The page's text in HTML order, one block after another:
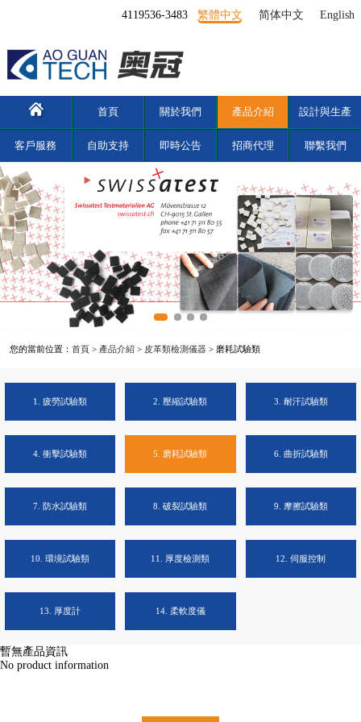
4119536-3483 繁體中文 简体中文 English
首頁 關於我們 產品介紹 設計與生產
客戶服務 自助支持 即時公告 招商代理 聯繫我們
您的當前位置： 首頁> 產品介紹> 皮革類檢測儀器> 磨耗試驗類
1. 疲勞試驗類 2. 壓縮試驗類 3. 耐汗試驗類
4. 衝擊試驗類 5. 磨耗試驗類 6. 曲折試驗類
7. 防水試驗類 8. 破裂試驗類 9. 摩擦試驗類
10. 環境試驗類 11. 厚度檢測類 12. 伺服控制
13. 厚度計 14. 柔軟度儀
暫無產品資訊
No product information